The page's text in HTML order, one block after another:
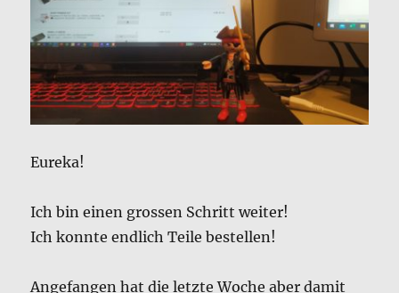
Eureka!
Ich bin einen grossen Schritt weiter!
Ich konnte endlich Teile bestellen!
Angefangen hat die letzte Woche aber damit